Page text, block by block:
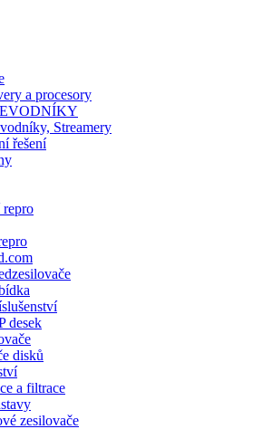
a procesory
Streamery
řešení
repro
desek
disků
a filtrace
zesilovače